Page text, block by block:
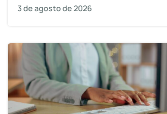
3 de agosto de 2026